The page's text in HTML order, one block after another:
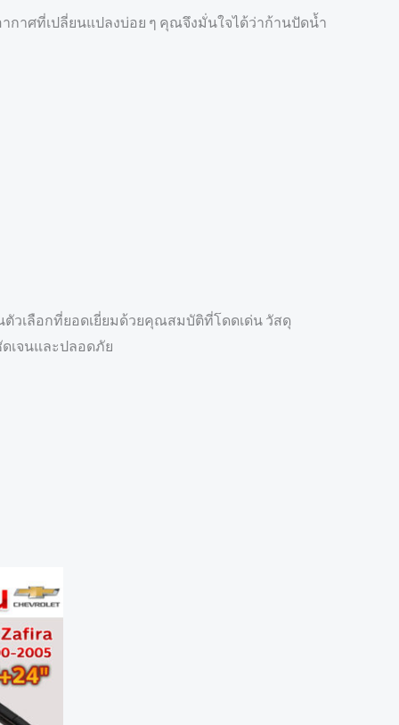
กาศที่เปลี่ยนแปลงบ่อย ๆ คุณจึงมั่นใจได้ว่าก้านปัดน้ำ
วเลือกที่ยอดเยี่ยมด้วยคุณสมบัติที่โดดเด่น วัสดุ
เจนและปลอดภัย